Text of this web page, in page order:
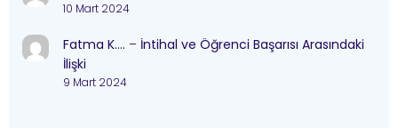
10 Mart 2024
Fatma K…. – İntihal ve Öğrenci Başarısı Arasındaki
İlişki
9 Mart 2024